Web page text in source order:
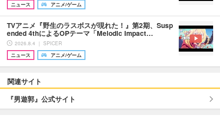
ニュース
アニメ/ゲーム
TVアニメ『野生のラスボスが現れた！』第2期、Susp
ended 4thによるOPテーマ「Melodic Impact…
2026.8.4 ｜ SPICER
ニュース
アニメ/ゲーム
関連サイト
『男遊郭』公式サイト